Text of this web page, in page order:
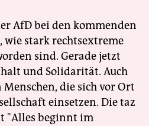
AfD bei den kommenden
wie stark rechtsextreme
sind. Gerade jetzt
und Solidarität. Auch
die sich vor Ort
einsetzen. Die taz
"Alles beginnt im